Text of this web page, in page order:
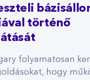
történő
folyamatosan
hogy